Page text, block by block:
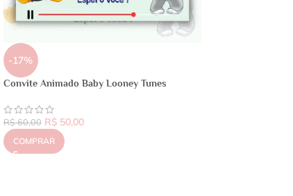
-17%
Convite Animado Baby Looney Tunes
R$60,00 R$50,00
COMPRAR